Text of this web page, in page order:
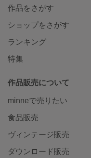
作品をさがす
ショップをさがす
ランキング
特集
作品販売について
minneで売りたい
食品販売
ヴィンテージ販売
ダウンロード販売